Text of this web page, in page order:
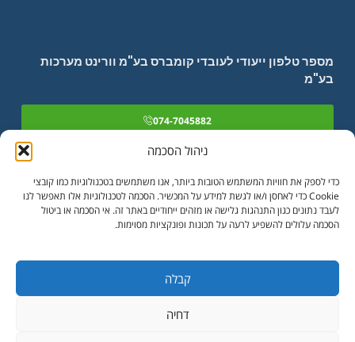
ניהול הסכמה
כדי לספק את חוויות המשתמש הטובות ביותר, אנו משתמשים בטכנולוגיות כמו קובצי
Cookie כדי לאחסן ו/או לגשת למידע על המכשיר. הסכמה לטכנולוגיות אלו תאפשר לנו
לעבד נתונים כגון התנהגות גלישה או מזהים ייחודיים באתר זה. אי הסכמה או ביטול
הסכמה עלולים להשפיע לרעה על תכונות ופונקציות מסוימות.
קבלה
דחיה
מספר טלפון ייעודי לעובדי קומברס בע"מ וורינט מערכות
בע"מ
074-7045882
יו אנד מור יועצים בע"מ